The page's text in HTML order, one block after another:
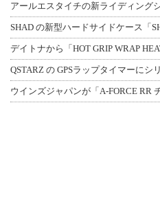
SHAD の新型ハードサイドケース「
デイトナから「HOT GRIP WRAP
QSTARZ の GPSラップタイマーにシ
ウインズジャパンが「A-FORCE RR